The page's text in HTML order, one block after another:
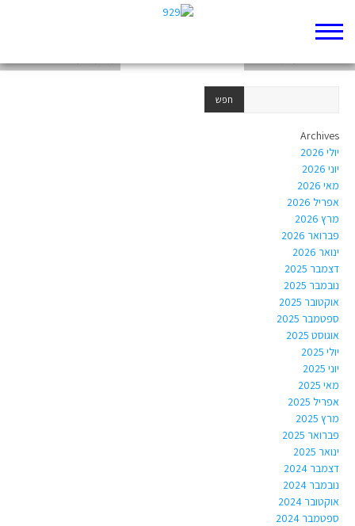
Archives
יולי 2026
יוני 2026
מאי 2026
אפריל 2026
מרץ 2026
פברואר 2026
ינואר 2026
דצמבר 2025
נובמבר 2025
אוקטובר 2025
ספטמבר 2025
אוגוסט 2025
יולי 2025
יוני 2025
מאי 2025
אפריל 2025
מרץ 2025
פברואר 2025
ינואר 2025
דצמבר 2024
נובמבר 2024
אוקטובר 2024
ספטמבר 2024